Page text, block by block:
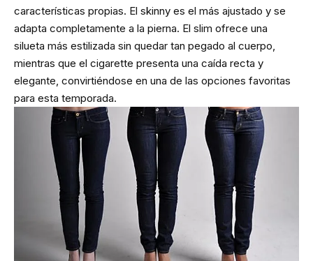
características propias. El skinny es el más ajustado y se
adapta completamente a la pierna. El slim ofrece una
silueta más estilizada sin quedar tan pegado al cuerpo,
mientras que el cigarette presenta una caída recta y
elegante, convirtiéndose en una de las opciones favoritas
para esta temporada.